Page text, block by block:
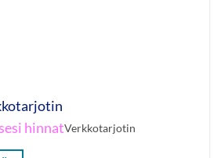
hinnatVerkkotarjotin